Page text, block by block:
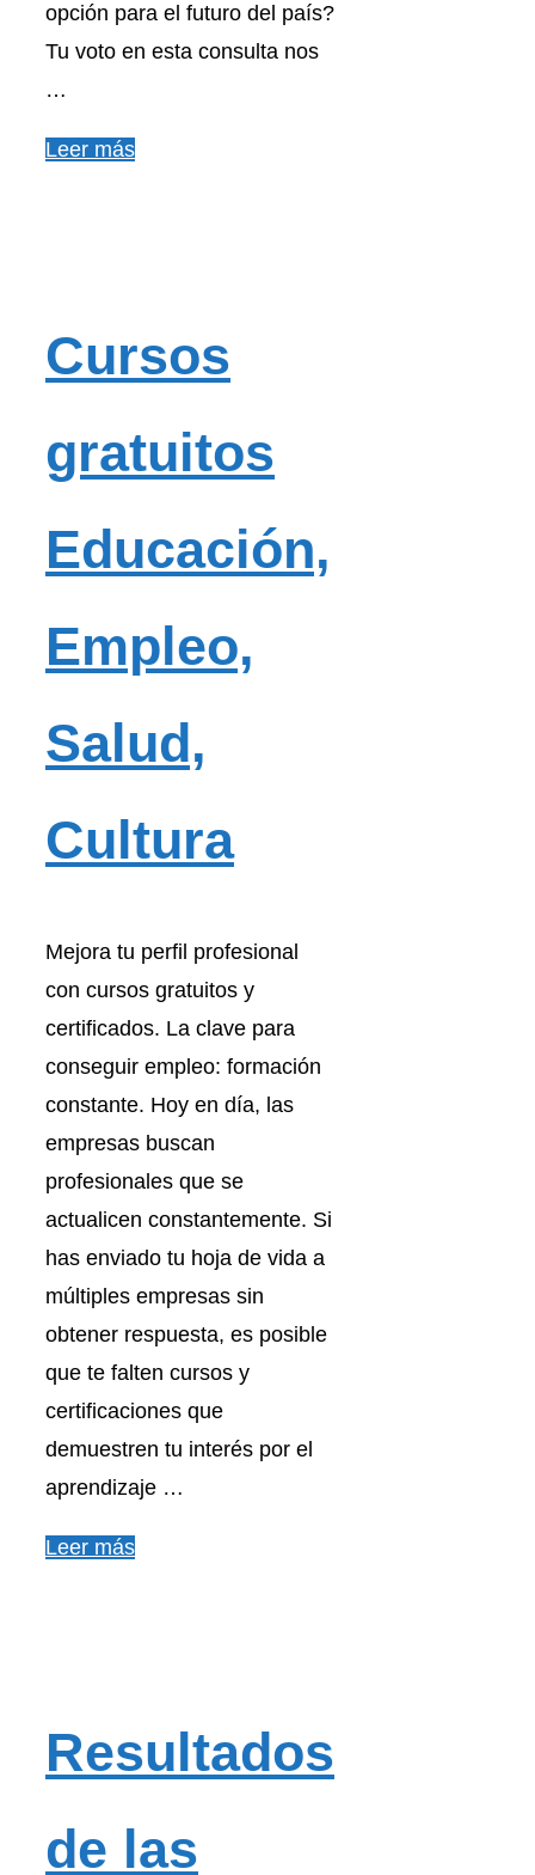
opción para el futuro del país?
Tu voto en esta consulta nos
…
Leer más
Cursos
gratuitos
Educación,
Empleo,
Salud,
Cultura
Mejora tu perfil profesional
con cursos gratuitos y
certificados. La clave para
conseguir empleo: formación
constante. Hoy en día, las
empresas buscan
profesionales que se
actualicen constantemente. Si
has enviado tu hoja de vida a
múltiples empresas sin
obtener respuesta, es posible
que te falten cursos y
certificaciones que
demuestren tu interés por el
aprendizaje …
Leer más
Resultados
de las